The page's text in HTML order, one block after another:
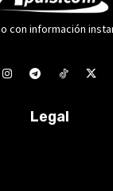
con información
Legal